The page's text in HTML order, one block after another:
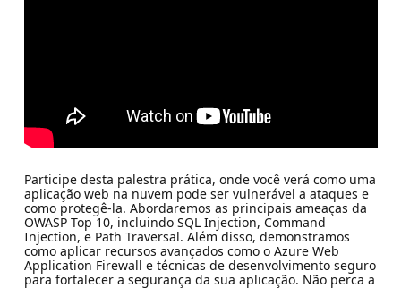
Participe desta palestra prática, onde você verá como uma
aplicação web na nuvem pode ser vulnerável a ataques e
como protegê-la. Abordaremos as principais ameaças da
OWASP Top 10, incluindo SQL Injection, Command
Injection, e Path Traversal. Além disso, demonstramos
como aplicar recursos avançados como o Azure Web
Application Firewall e técnicas de desenvolvimento seguro
para fortalecer a segurança da sua aplicação. Não perca a